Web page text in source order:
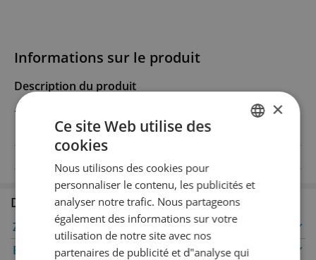
Informations sur le produit
Description du produit
*
Disponible en succursale
Zurich
✔
Berne
✔
Winterthour
✔
Genève
✔
×
Ce site Web utilise des
cookies
Nous utilisons des cookies pour
personnaliser le contenu, les publicités et
analyser notre trafic. Nous partageons
également des informations sur votre
utilisation de notre site avec nos
partenaires de publicité et d"analyse qui